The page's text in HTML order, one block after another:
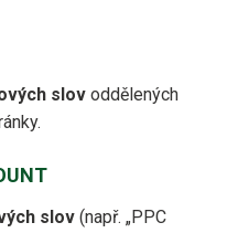
slov oddělených
slov (např. „PPC